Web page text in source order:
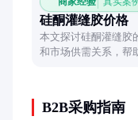
硅酮灌缝胶价格
本文探讨硅酮灌缝胶
和市场供需关系，帮
B2B采购指南